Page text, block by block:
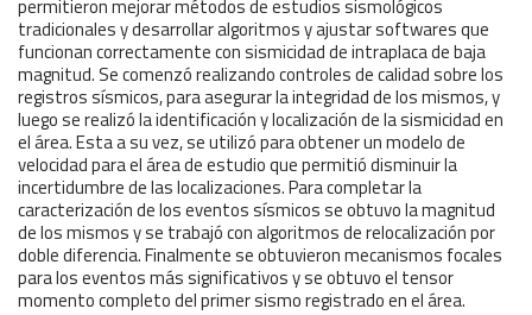
permitieron mejorar métodos de estudios sismológicos
tradicionales y desarrollar algoritmos y ajustar softwares que
funcionan correctamente con sismicidad de intraplaca de baja
magnitud. Se comenzó realizando controles de calidad sobre los
registros sísmicos, para asegurar la integridad de los mismos, y
luego se realizó la identificación y localización de la sismicidad en
el área. Esta a su vez, se utilizó para obtener un modelo de
velocidad para el área de estudio que permitió disminuir la
incertidumbre de las localizaciones. Para completar la
caracterización de los eventos sísmicos se obtuvo la magnitud
de los mismos y se trabajó con algoritmos de relocalización por
doble diferencia. Finalmente se obtuvieron mecanismos focales
para los eventos más significativos y se obtuvo el tensor
momento completo del primer sismo registrado en el área.